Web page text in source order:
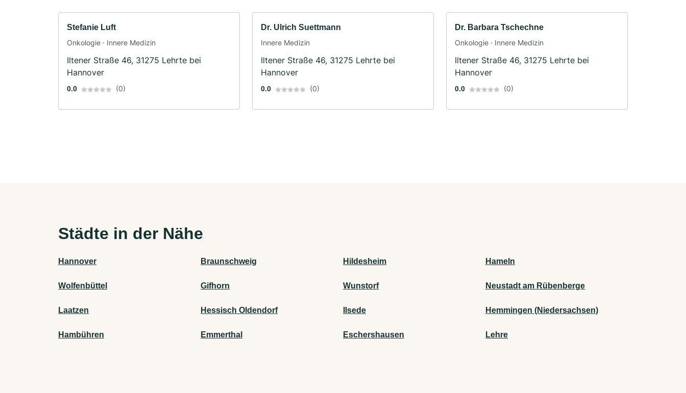
Stefanie Luft
Onkologie · Innere Medizin
Iltener Straße 46, 31275 Lehrte bei
Hannover
0.0 (0)
Dr. Ulrich Suettmann
Innere Medizin
Iltener Straße 46, 31275 Lehrte bei
Hannover
0.0 (0)
Dr. Barbara Tschechne
Onkologie · Innere Medizin
Iltener Straße 46, 31275 Lehrte bei
Hannover
0.0 (0)
Städte in der Nähe
Hannover Braunschweig Hildesheim Hameln
Wolfenbüttel Gifhorn Wunstorf Neustadt am Rübenberge
Laatzen Hessisch Oldendorf Ilsede Hemmingen (Niedersachsen)
Hambühren Emmerthal Eschershausen Lehre